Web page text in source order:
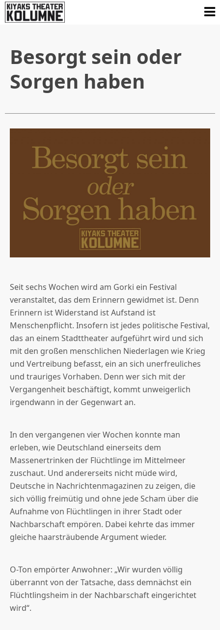
Besorgt sein oder
Sorgen haben
Seit sechs Wochen wird am Gorki ein Festival
veranstaltet, das dem Erinnern gewidmet ist. Denn
Erinnern ist Widerstand ist Aufstand ist
Menschenpflicht. Insofern ist jedes politische Festival,
das an einem Stadttheater aufgeführt wird und sich
mit den großen menschlichen Niederlagen wie Krieg
und Vertreibung befasst, ein an sich unerfreuliches
und trauriges Vorhaben. Denn wer sich mit der
Vergangenheit beschäftigt, kommt unweigerlich
irgendwann in der Gegenwart an.
In den vergangenen vier Wochen konnte man
erleben, wie Deutschland einerseits dem
Massenertrinken der Flüchtlinge im Mittelmeer
zuschaut. Und andererseits nicht müde wird,
Deutsche in Nachrichtenmagazinen zu zeigen, die
sich völlig freimütig und ohne jede Scham über die
Aufnahme von Flüchtlingen in ihrer Stadt oder
Nachbarschaft empören. Dabei kehrte das immer
gleiche haarsträubende Argument wieder.
O-Ton empörter Anwohner: „Wir wurden völlig
überrannt von der Tatsache, dass demnächst ein
Flüchtlingsheim in der Nachbarschaft eingerichtet
wird“.